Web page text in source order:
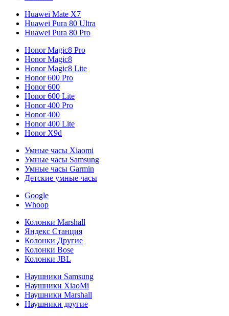
Huawei Mate X7
Huawei Pura 80 Ultra
Huawei Pura 80 Pro
Honor Magic8 Pro
Honor Magic8
Honor Magic8 Lite
Honor 600 Pro
Honor 600
Honor 600 Lite
Honor 400 Pro
Honor 400
Honor 400 Lite
Honor X9d
Умные часы Xiaomi
Умные часы Samsung
Умные часы Garmin
Детские умные часы
Google
Whoop
Колонки Marshall
Яндекс Станция
Колонки Другие
Колонки Bose
Колонки JBL
Наушники Samsung
Наушники XiaoMi
Наушники Marshall
Наушники другие